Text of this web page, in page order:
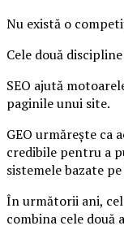
Nu există o
Cele două
SEO ajută
paginile unui site.
GEO urmărește ca
credibile pentru a
sistemele bazate
În următorii ani,
combina cele două